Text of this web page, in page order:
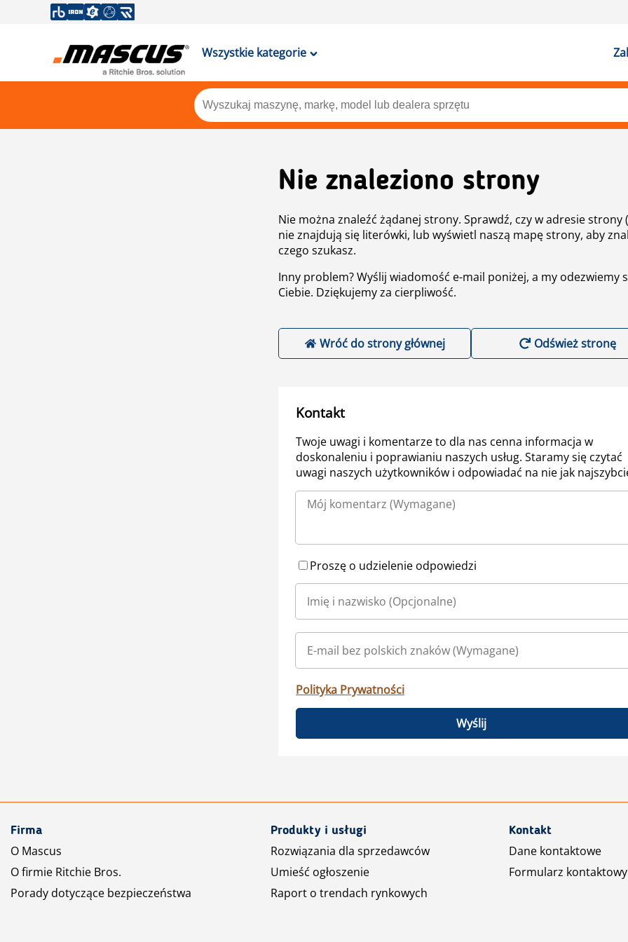
Wszystkie kategorie
Nie znaleziono strony
Nie można znaleźć żądanej strony. Sprawdź, czy w adresie strony
nie znajdują się literówki, lub wyświetl naszą mapę strony, aby
czego szukasz.
Inny problem? Wyślij wiadomość e-mail poniżej, a my odezwiemy
Ciebie. Dziękujemy za cierpliwość.
Wróć do strony głównej Odśwież stronę
Kontakt
Twoje uwagi i komentarze to dla nas cenna informacja w
doskonaleniu i poprawianiu naszych usług. Staramy się czytać
uwagi naszych użytkowników i odpowiadać na nie jak
Proszę o udzielenie odpowiedzi
Polityka Prywatności
Wyślij
Firma
O Mascus
O firmie Ritchie Bros.
Porady dotyczące bezpieczeństwa
Produkty i usługi
Rozwiązania dla sprzedawców
Umieść ogłoszenie
Raport o trendach rynkowych
Kontakt
Dane kontaktowe
Formularz kontaktowy